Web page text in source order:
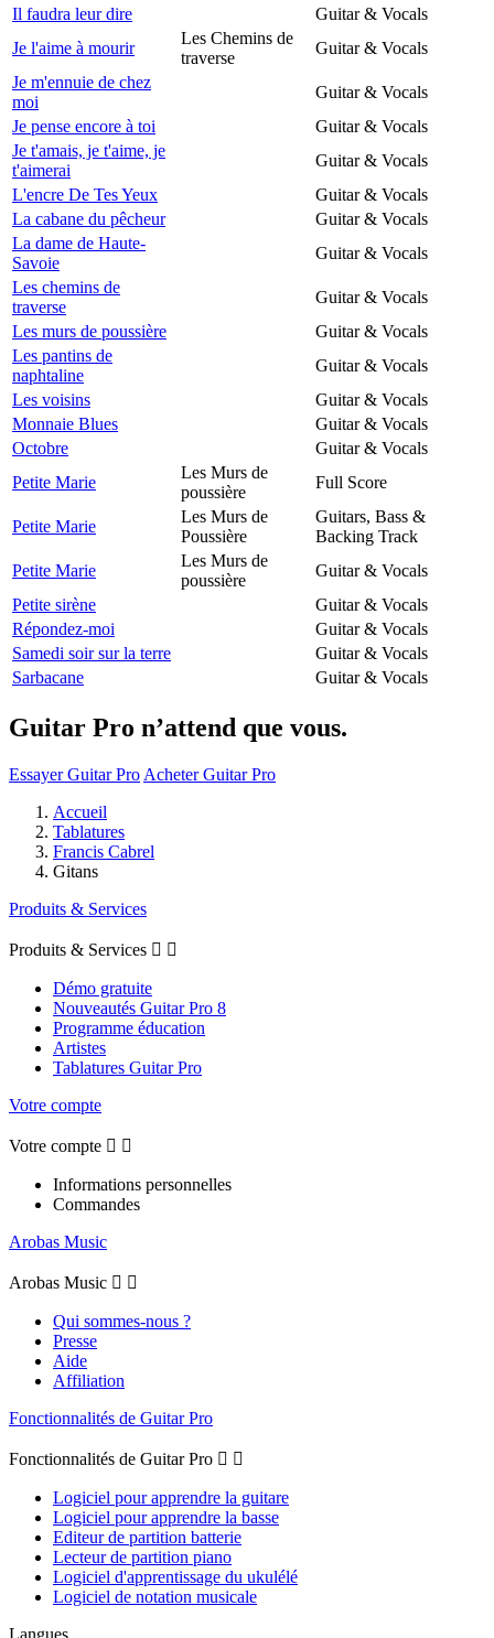
Il faudra leur dire
Guitar & Vocals
Je l'aime à mourir
Les Chemins de
traverse
Guitar & Vocals
Je m'ennuie de chez
moi
Guitar & Vocals
Je pense encore à toi
Guitar & Vocals
Je t'amais, je t'aime, je
t'aimerai
Guitar & Vocals
L'encre De Tes Yeux
Guitar & Vocals
La cabane du pêcheur
Guitar & Vocals
La dame de Haute-
Savoie
Guitar & Vocals
Les chemins de
traverse
Guitar & Vocals
Les murs de poussière
Guitar & Vocals
Les pantins de
naphtaline
Guitar & Vocals
Les voisins
Guitar & Vocals
Monnaie Blues
Guitar & Vocals
Octobre
Guitar & Vocals
Petite Marie
Les Murs de
poussière
Full Score
Petite Marie
Les Murs de
Poussière
Guitars, Bass &
Backing Track
Petite Marie
Les Murs de
poussière
Guitar & Vocals
Petite sirène
Guitar & Vocals
Répondez-moi
Guitar & Vocals
Samedi soir sur la terre
Guitar & Vocals
Sarbacane
Guitar & Vocals
Guitar Pro n’attend que vous.
Essayer Guitar Pro Acheter Guitar Pro
Accueil
Tablatures
Francis Cabrel
Gitans
Produits & Services
Produits & Services  
Démo gratuite
Nouveautés Guitar Pro 8
Programme éducation
Artistes
Tablatures Guitar Pro
Votre compte
Votre compte  
Informations personnelles
Commandes
Arobas Music
Arobas Music  
Qui sommes-nous ?
Presse
Aide
Affiliation
Fonctionnalités de Guitar Pro
Fonctionnalités de Guitar Pro  
Logiciel pour apprendre la guitare
Logiciel pour apprendre la basse
Editeur de partition batterie
Lecteur de partition piano
Logiciel d'apprentissage du ukulélé
Logiciel de notation musicale
Langues